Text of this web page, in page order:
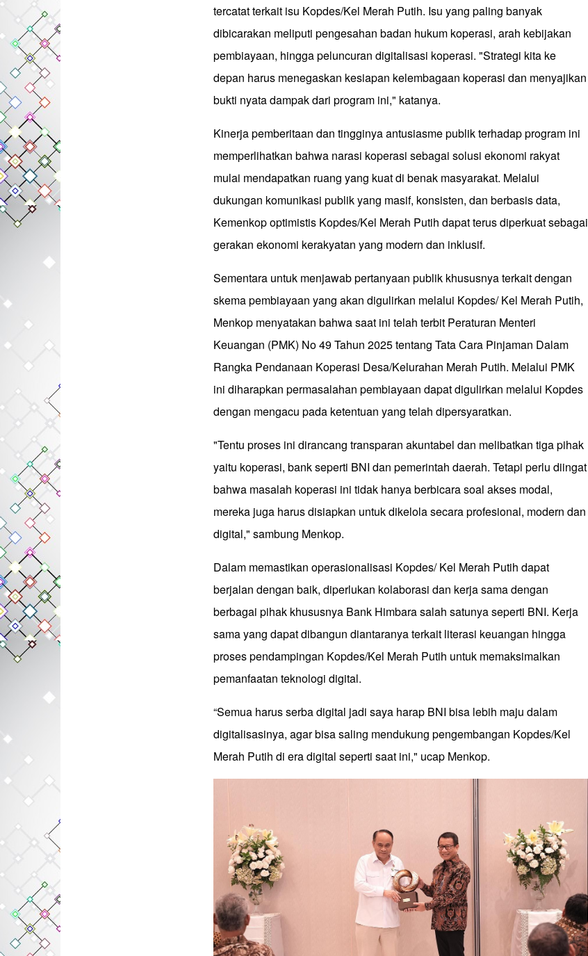
tercatat terkait isu Kopdes/Kel Merah Putih. Isu yang paling banyak
dibicarakan meliputi pengesahan badan hukum koperasi, arah kebijakan
pembiayaan, hingga peluncuran digitalisasi koperasi. "Strategi kita ke
depan harus menegaskan kesiapan kelembagaan koperasi dan menyajikan
bukti nyata dampak dari program ini," katanya.
Kinerja pemberitaan dan tingginya antusiasme publik terhadap program ini
memperlihatkan bahwa narasi koperasi sebagai solusi ekonomi rakyat
mulai mendapatkan ruang yang kuat di benak masyarakat. Melalui
dukungan komunikasi publik yang masif, konsisten, dan berbasis data,
Kemenkop optimistis Kopdes/Kel Merah Putih dapat terus diperkuat sebagai
gerakan ekonomi kerakyatan yang modern dan inklusif.
Sementara untuk menjawab pertanyaan publik khususnya terkait dengan
skema pembiayaan yang akan digulirkan melalui Kopdes/ Kel Merah Putih,
Menkop menyatakan bahwa saat ini telah terbit Peraturan Menteri
Keuangan (PMK) No 49 Tahun 2025 tentang Tata Cara Pinjaman Dalam
Rangka Pendanaan Koperasi Desa/Kelurahan Merah Putih. Melalui PMK
ini diharapkan permasalahan pembiayaan dapat digulirkan melalui Kopdes
dengan mengacu pada ketentuan yang telah dipersyaratkan.
"Tentu proses ini dirancang transparan akuntabel dan melibatkan tiga pihak
yaitu koperasi, bank seperti BNI dan pemerintah daerah. Tetapi perlu diingat
bahwa masalah koperasi ini tidak hanya berbicara soal akses modal,
mereka juga harus disiapkan untuk dikelola secara profesional, modern dan
digital," sambung Menkop.
Dalam memastikan operasionalisasi Kopdes/ Kel Merah Putih dapat
berjalan dengan baik, diperlukan kolaborasi dan kerja sama dengan
berbagai pihak khususnya Bank Himbara salah satunya seperti BNI. Kerja
sama yang dapat dibangun diantaranya terkait literasi keuangan hingga
proses pendampingan Kopdes/Kel Merah Putih untuk memaksimalkan
pemanfaatan teknologi digital.
“Semua harus serba digital jadi saya harap BNI bisa lebih maju dalam
digitalisasinya, agar bisa saling mendukung pengembangan Kopdes/Kel
Merah Putih di era digital seperti saat ini," ucap Menkop.